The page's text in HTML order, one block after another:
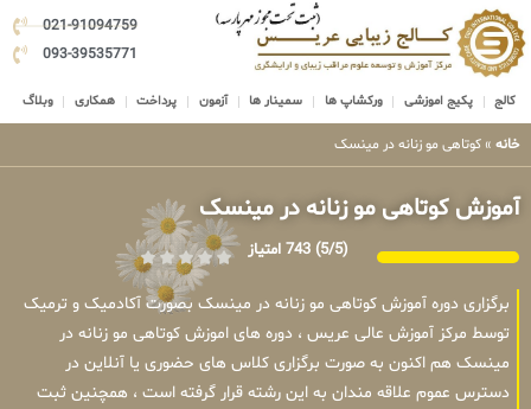
021-91094759
093-39535771
کالج پکیج اموزشی ورکشاپ ها سمینار ها آزمون پرداخت همکاری وبلاگ
خانه » کوتاهی مو زنانه در مینسک
آموزش کوتاهی مو زنانه در مینسک
(5/5) 743 امتیاز
برگزاری دوره آموزش کوتاهی مو زنانه در مینسک بصورت آکادمیک و ترمیک
توسط مرکز آموزش عالی عریس ، دوره های اموزش کوتاهی مو زنانه در
مینسک هم اکنون به صورت برگزاری کلاس های حضوری یا آنلاین در
دسترس عموم علاقه مندان به این رشته قرار گرفته است ، همچنین ثبت